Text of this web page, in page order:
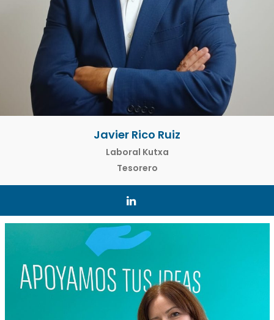
Javier Rico Ruiz
Laboral Kutxa
Tesorero